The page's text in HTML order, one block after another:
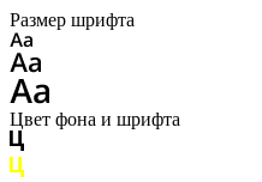
Размер шрифта
Цвет фона и шрифта